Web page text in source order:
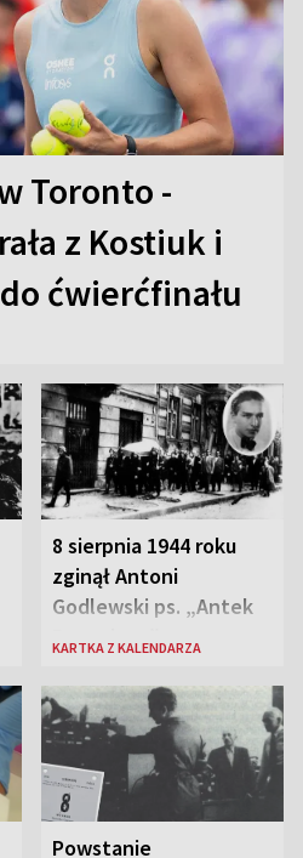
Toronto -
z Kostiuk i
ćwierćfinału
8 sierpnia 1944 roku
zginął Antoni
Godlewski ps. „Antek
Rozpylacz”
KARTKA Z KALENDARZA
Powstanie